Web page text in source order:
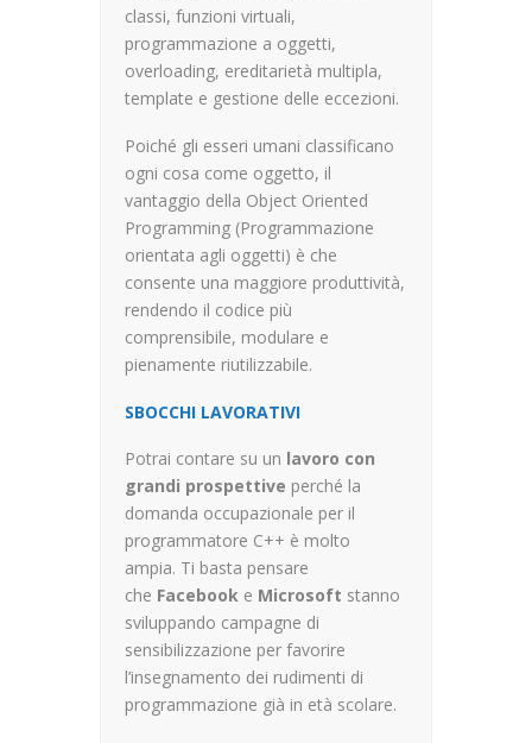
classi, funzioni virtuali,
programmazione a oggetti,
overloading, ereditarietà multipla,
template e gestione delle eccezioni.
Poiché gli esseri umani classificano
ogni cosa come oggetto, il
vantaggio della Object Oriented
Programming (Programmazione
orientata agli oggetti) è che
consente una maggiore produttività,
rendendo il codice più
comprensibile, modulare e
pienamente riutilizzabile.
SBOCCHI LAVORATIVI
Potrai contare su un lavoro con
grandi prospettive perché la
domanda occupazionale per il
programmatore C++ è molto
ampia. Ti basta pensare
che Facebook e Microsoft stanno
sviluppando campagne di
sensibilizzazione per favorire
l’insegnamento dei rudimenti di
programmazione già in età scolare.